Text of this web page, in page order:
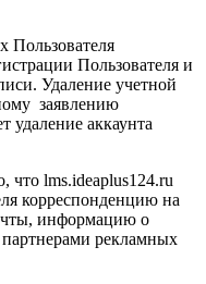
Пользователя
Пользователя и
Удаление учетной
заявлению
удаление аккаунта
что lms.ideaplus124.ru
корреспонденцию на
информацию о
партнерами рекламных